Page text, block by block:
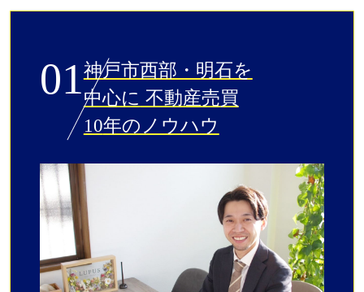
01神戸市西部・明石を
中心に 不動産売買
10年のノウハウ